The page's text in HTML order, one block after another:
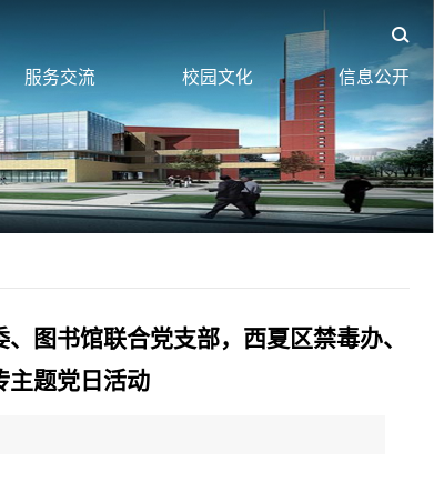
服务交流 校园文化 信息公开
图书馆联合党支部，西夏区禁毒办、
主题党日活动